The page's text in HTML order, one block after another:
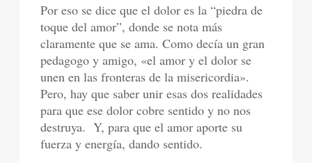
Por eso se dice que el dolor es la “piedra de
toque del amor”, donde se nota más
claramente que se ama. Como decía un gran
pedagogo y amigo, «el amor y el dolor se
unen en las fronteras de la misericordia».
Pero, hay que saber unir esas dos realidades
para que ese dolor cobre sentido y no nos
destruya. Y, para que el amor aporte su
fuerza y energía, dando sentido.